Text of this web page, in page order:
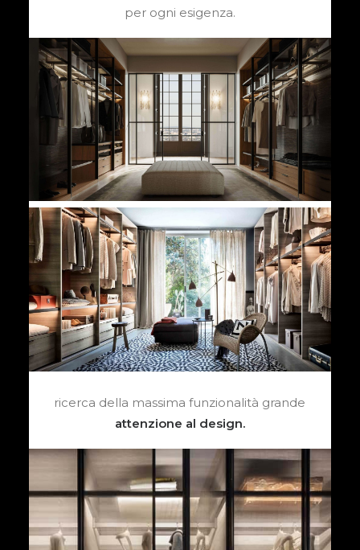
per ogni esigenza.
ricerca della massima funzionalità grande
attenzione al design.